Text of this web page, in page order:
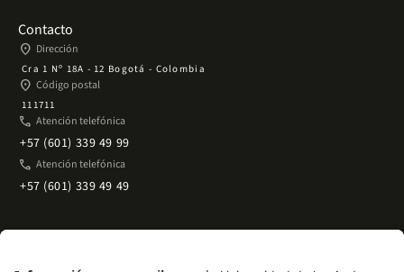
Contacto
place Dirección
Cra 1 Nº 18A - 12 Bogotá - Colombia
place Código postal
111711
phone Atención telefónica
+57 (601) 339 49 99
phone Atención telefónica
+57 (601) 339 49 49